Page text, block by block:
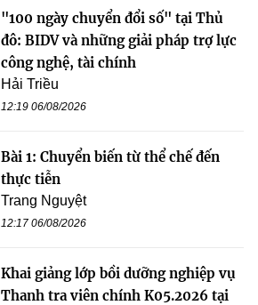
"100 ngày chuyển đổi số" tại Thủ
đô: BIDV và những giải pháp trợ lực
công nghệ, tài chính
Hải Triều
12:19 06/08/2026
Bài 1: Chuyển biến từ thể chế đến
thực tiễn
Trang Nguyệt
12:17 06/08/2026
Khai giảng lớp bồi dưỡng nghiệp vụ
Thanh tra viên chính K05.2026 tại